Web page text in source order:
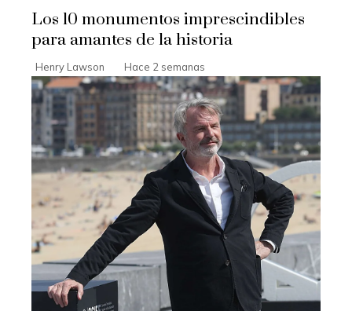
Los 10 monumentos imprescindibles
para amantes de la historia
Henry Lawson Hace 2 semanas